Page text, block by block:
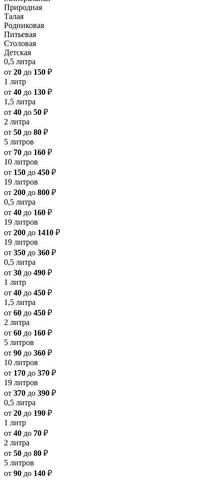
Природная
Талая
Родниковая
Питьевая
Столовая
Детская
0,5 литра
от 20 до 150 ₽
1 литр
от 40 до 130 ₽
1,5 литра
от 40 до 50 ₽
2 литра
от 50 до 80 ₽
5 литров
от 70 до 160 ₽
10 литров
от 150 до 450 ₽
19 литров
от 200 до 800 ₽
0,5 литра
от 40 до 160 ₽
19 литров
от 200 до 1410 ₽
19 литров
от 350 до 360 ₽
0,5 литра
от 30 до 490 ₽
1 литр
от 40 до 450 ₽
1,5 литра
от 60 до 450 ₽
2 литра
от 60 до 160 ₽
5 литров
от 90 до 360 ₽
10 литров
от 170 до 370 ₽
19 литров
от 370 до 390 ₽
0,5 литра
от 20 до 190 ₽
1 литр
от 40 до 70 ₽
2 литра
от 50 до 80 ₽
5 литров
от 90 до 140 ₽